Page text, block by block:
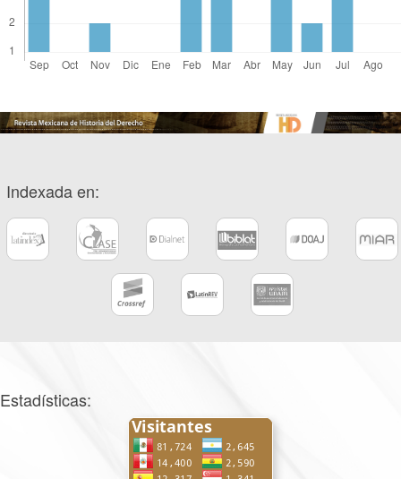
Indexada en:
Estadísticas: